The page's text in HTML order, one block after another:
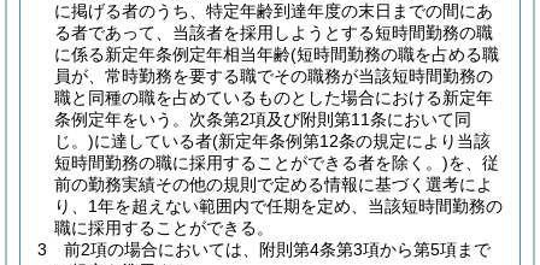
に掲げる者のうち、特定年齢到達年度の末日までの間にあ
る者であって、当該者を採用しようとする短時間勤務の職
に係る新定年条例定年相当年齢(短時間勤務の職を占める職
員が、常時勤務を要する職でその職務が当該短時間勤務の
職と同種の職を占めているものとした場合における新定年
条例定年をいう。次条第2項及び附則第11条において同
じ。)に達している者(新定年条例第12条の規定により当該
短時間勤務の職に採用することができる者を除く。)を、従
前の勤務実績その他の規則で定める情報に基づく選考によ
り、1年を超えない範囲内で任期を定め、当該短時間勤務の
職に採用することができる。
3
前2項の場合においては、附則第4条第3項から第5項まで